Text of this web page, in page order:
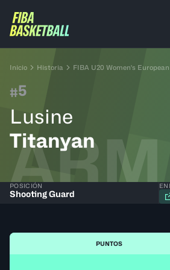
Inicio Historia FIBA U20 Women's
#5
Lusine
Titanyan
ARM
POSICIÓN
Shooting Guard
PUNTOS